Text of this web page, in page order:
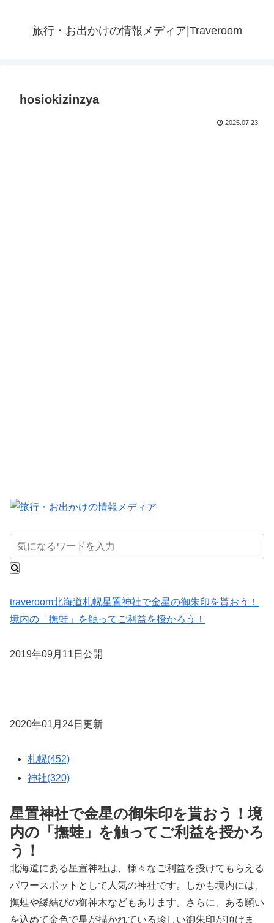
旅行・お出かけの情報メディア|Traveroom
hosiokizinzya
2025.07.23
traveroom北海道札幌星置神社で金星の御朱印を貰おう！
境内の「撫蛙」を触ってご利益を授かろう！
2019年09月11日公開
2020年01月24日更新
札幌(452)
神社(320)
星置神社で金星の御朱印を貰おう！境
内の「撫蛙」を触ってご利益を授かろ
う！
北海道にある星置神社は、様々なご利益を授けてもらえる
パワースポットとして人気の神社です。しかも境内には、
撫蛙や縁結びの御神木などもあります。さらに、ある願い
を込めて金色で星が描かれている珍しい御朱印が頂けま